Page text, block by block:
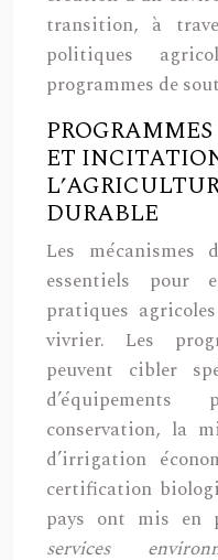
transition, à
politiques
programmes de
ET
DURABLE
Les mécanismes
essentiels pour
pratiques
vivrier. Les
peuvent cibler
conservation, la
d’irrigation
certification
pays ont mis en
services